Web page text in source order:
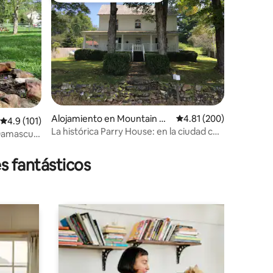
Calificación promedio: 4.9 de 5, 101 reseñas
4.9 (101)
Alojamiento en Mountain Cit
y
Calificación promedio:
4.81 (200)
La histórica Parry House: en la ciudad con
fantásticos